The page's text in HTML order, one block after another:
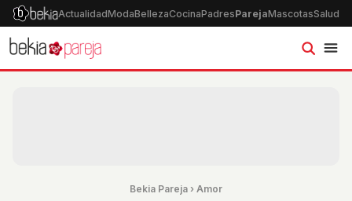
ActualidadModaBellezaCocinaPadresParejaMascotasSalud
Bekia Pareja › Amor